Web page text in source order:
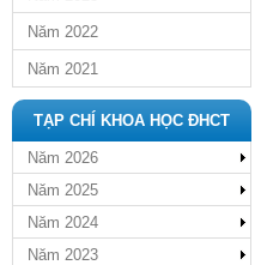
Năm 2022
Năm 2021
TẠP CHÍ KHOA HỌC ĐHCT
Năm 2026
Năm 2025
Năm 2024
Năm 2023